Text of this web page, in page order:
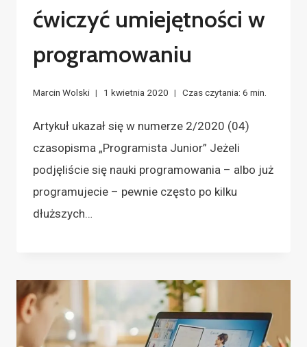
ćwiczyć umiejętności w
programowaniu
Marcin Wolski 1 kwietnia 2020 Czas czytania: 6 min.
Artykuł ukazał się w numerze 2/2020 (04)
czasopisma „Programista Junior” Jeżeli
podjęliście się nauki programowania – albo już
programujecie – pewnie często po kilku
dłuższych…